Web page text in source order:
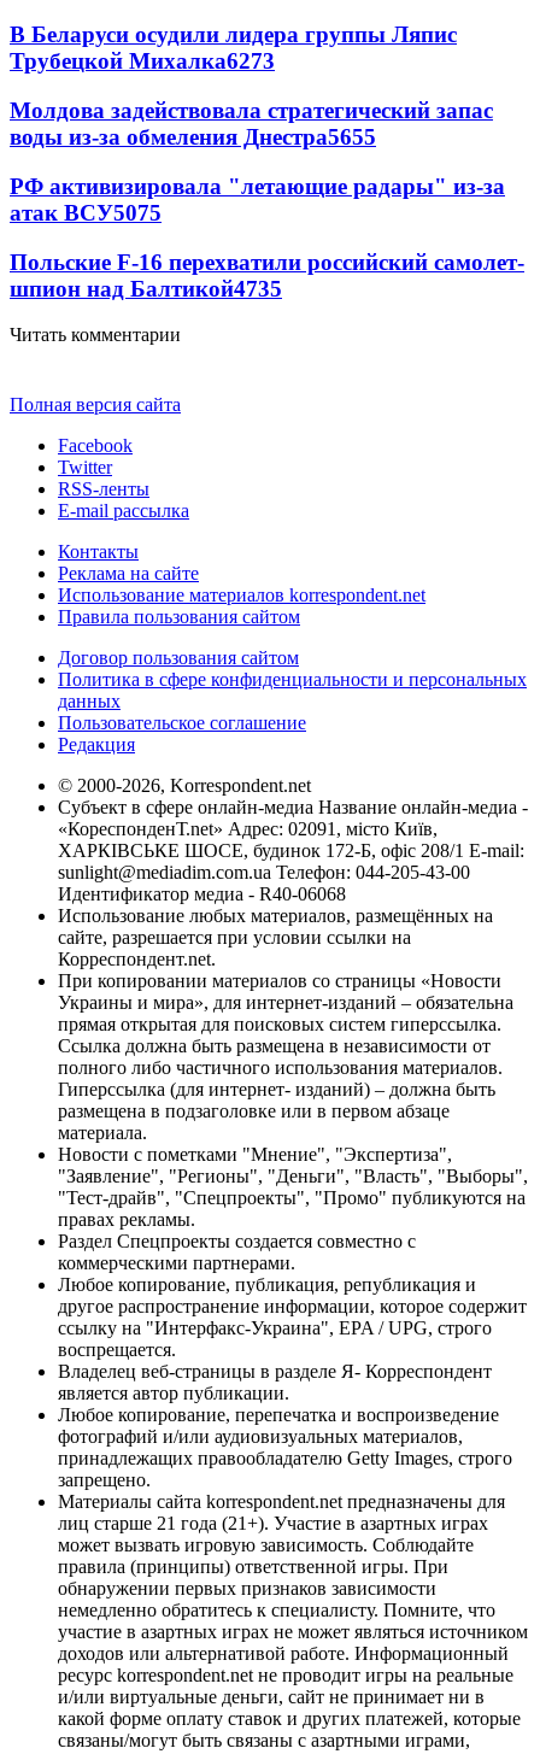
В Беларуси осудили лидера группы Ляпис
Трубецкой Михалка6273
Молдова задействовала стратегический запас
воды из-за обмеления Днестра5655
РФ активизировала "летающие радары" из-за
атак ВСУ5075
Польские F-16 перехватили российский самолет-
шпион над Балтикой4735
Читать комментарии
Полная версия сайта
Facebook
Twitter
RSS-ленты
E-mail рассылка
Контакты
Реклама на сайте
Использование материалов korrespondent.net
Правила пользования сайтом
Договор пользования сайтом
Политика в сфере конфиденциальности и персональных
данных
Пользовательское соглашение
Редакция
© 2000-2026, Korrespondent.net
Субъект в сфере онлайн-медиа Название онлайн-медиа -
«КореспонденТ.net» Адрес: 02091, місто Київ,
ХАРКІВСЬКЕ ШОСЕ, будинок 172-Б, офіс 208/1 E-mail:
sunlight@mediadim.com.ua Телефон: 044-205-43-00
Идентификатор медиа - R40-06068
Использование любых материалов, размещённых на
сайте, разрешается при условии ссылки на
Корреспондент.net.
При копировании материалов со страницы «Новости
Украины и мира», для интернет-изданий – обязательна
прямая открытая для поисковых систем гиперссылка.
Ссылка должна быть размещена в независимости от
полного либо частичного использования материалов.
Гиперссылка (для интернет- изданий) – должна быть
размещена в подзаголовке или в первом абзаце
материала.
Новости с пометками "Мнение", "Экспертиза",
"Заявление", "Регионы", "Деньги", "Власть", "Выборы",
"Тест-драйв", "Спецпроекты", "Промо" публикуются на
правах рекламы.
Раздел Спецпроекты создается совместно с
коммерческими партнерами.
Любое копирование, публикация, републикация и
другое распространение информации, которое содержит
ссылку на "Интерфакс-Украина", EPA / UPG, строго
воспрещается.
Владелец веб-страницы в разделе Я- Корреспондент
является автор публикации.
Любое копирование, перепечатка и воспроизведение
фотографий и/или аудиовизуальных материалов,
принадлежащих правообладателю Getty Images, строго
запрещено.
Материалы сайта korrespondent.net предназначены для
лиц старше 21 года (21+). Участие в азартных играх
может вызвать игровую зависимость. Соблюдайте
правила (принципы) ответственной игры. При
обнаружении первых признаков зависимости
немедленно обратитесь к специалисту. Помните, что
участие в азартных играх не может являться источником
доходов или альтернативой работе. Информационный
ресурс korrespondent.net не проводит игры на реальные
и/или виртуальные деньги, сайт не принимает ни в
какой форме оплату ставок и других платежей, которые
связаны/могут быть связаны с азартными играми,